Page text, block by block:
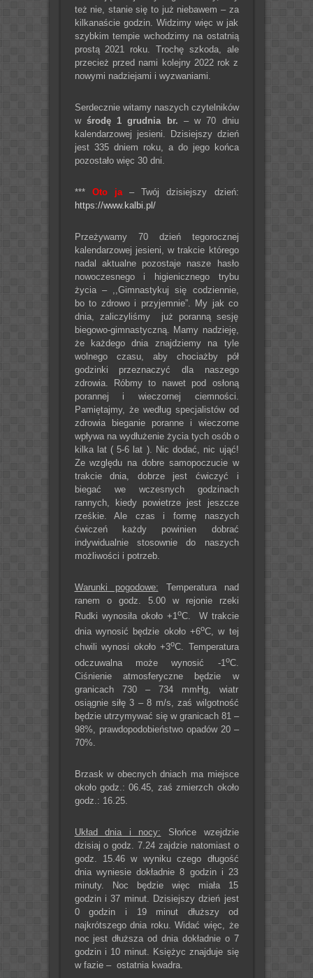
też nie, stanie się to już niebawem – za
kilkanaście godzin. Widzimy więc w jak
szybkim tempie wchodzimy na ostatnią
prostą 2021 roku. Trochę szkoda, ale
przecież przed nami kolejny 2022 rok z
nowymi nadziejami i wyzwaniami.
Serdecznie witamy naszych czytelników
w środę 1 grudnia br. – w 70 dniu
kalendarzowej jesieni. Dzisiejszy dzień
jest 335 dniem roku, a do jego końca
pozostało więc 30 dni.
*** Oto ja– Twój dzisiejszy dzień:
https://www.kalbi.pl/
Przeżywamy 70 dzień tegorocznej
kalendarzowej jesieni, w trakcie którego
nadal aktualne pozostaje nasze hasło
nowoczesnego i higienicznego trybu
życia – ,,Gimnastykuj się codziennie,
bo to zdrowo i przyjemnie”. My jak co
dnia, zaliczyliśmy już poranną sesję
biegowo-gimnastyczną. Mamy nadzieję,
że każdego dnia znajdziemy na tyle
wolnego czasu, aby chociażby pół
godzinki przeznaczyć dla naszego
zdrowia. Róbmy to nawet pod osłoną
porannej i wieczornej ciemności.
Pamiętajmy, że według specjalistów od
zdrowia bieganie poranne i wieczorne
wpływa na wydłużenie życia tych osób o
kilka lat ( 5-6 lat ). Nic dodać, nic ująć!
Ze względu na dobre samopoczucie w
trakcie dnia, dobrze jest ćwiczyć i
biegać we wczesnych godzinach
rannych, kiedy powietrze jest jeszcze
rześkie. Ale czas i formę naszych
ćwiczeń każdy powinien dobrać
indywidualnie stosownie do naszych
możliwości i potrzeb.
Warunki pogodowe: Temperatura nad
ranem o godz. 5.00 w rejonie rzeki
Rudki wynosiła około +1 oC. W trakcie
dnia wynosić będzie około +6oC, w tej
chwili wynosi około +3oC. Temperatura
odczuwalna może wynosić -1 oC.
Ciśnienie atmosferyczne będzie w
granicach 730 – 734 mmHg, wiatr
osiągnie siłę 3 – 8 m/s, zaś wilgotność
będzie utrzymywać się w granicach 81 –
98%, prawdopodobieństwo opadów 20 –
70%.
Brzask w obecnych dniach ma miejsce
około godz.: 06.45, zaś zmierzch około
godz.: 16.25.
Układ dnia i nocy: Słońce wzejdzie
dzisiaj o godz. 7.24 zajdzie natomiast o
godz. 15.46 w wyniku czego długość
dnia wyniesie dokładnie 8 godzin i 23
minuty. Noc będzie więc miała 15
godzin i 37 minut. Dzisiejszy dzień jest
0 godzin i 19 minut dłuższy od
najkrótszego dnia roku. Widać więc, że
noc jest dłuższa od dnia dokładnie o 7
godzin i 10 minut. Księżyc znajduje się
w fazie – ostatnia kwadra.